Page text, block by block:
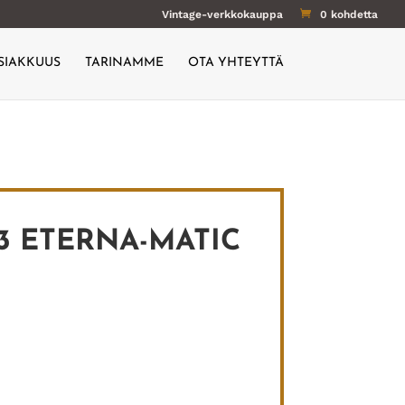
Vintage-verkkokauppa 0 kohdetta
TARINAMME OTA YHTEYTTÄ
ETERNA-MATIC